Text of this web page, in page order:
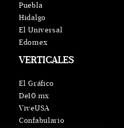
VERTICALES
El Gráfico
De10.mx
ViveUSA
Confabulario
Puebla
Hidalgo
El Universal
Edomex